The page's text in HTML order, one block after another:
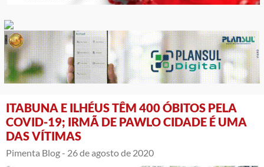
ITABUNA E ILHÉUS TÊM 400 ÓBITOS PELA
COVID-19; IRMÃ DE PAWLO CIDADE É UMA
DAS VÍTIMAS
Pimenta Blog - 26 de agosto de 2020